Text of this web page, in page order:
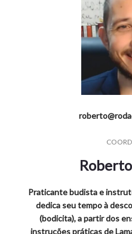
Praticante budista e
dedica seu tempo à
(bodicita), a partir dos
instruções práticas de